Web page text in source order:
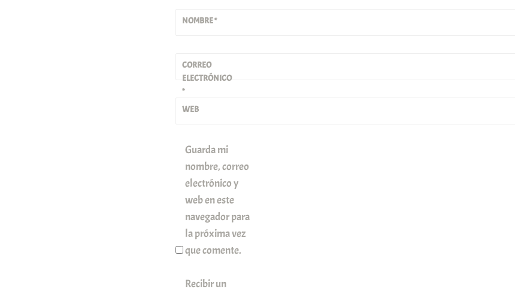
NOMBRE*
CORREO
ELECTRÓNICO
*
WEB
Guarda mi
nombre, correo
electrónico y
web en este
navegador para
la próxima vez
que comente.
Recibir un